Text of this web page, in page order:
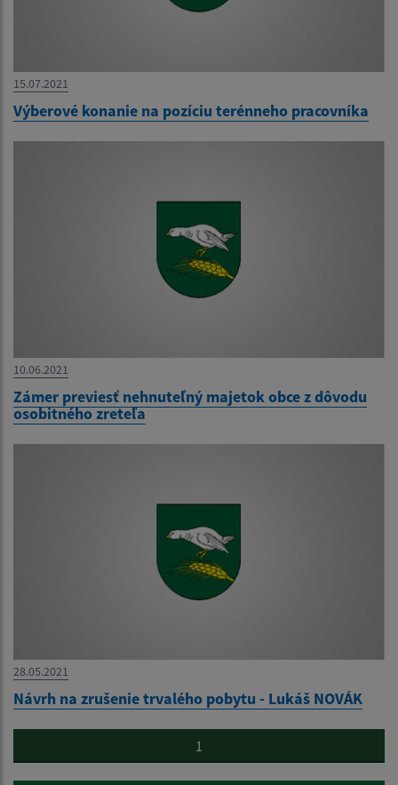
15.07.2021
Výberové konanie na pozíciu terénneho pracovníka
10.06.2021
Zámer previesť nehnuteľný majetok obce z dôvodu
osobitného zreteľa
28.05.2021
Návrh na zrušenie trvalého pobytu - Lukáš NOVÁK
1